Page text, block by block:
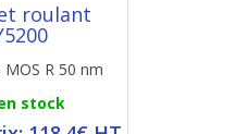
roulant
R 50 nm
stock